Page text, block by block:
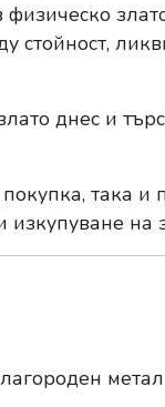
стойност,
днес и
така и
на
метал